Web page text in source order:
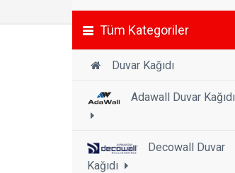
Tüm Kategoriler
Duvar Kağıdı
Adawall Duvar Kağıdı
Decowall Duvar
Kağıdı